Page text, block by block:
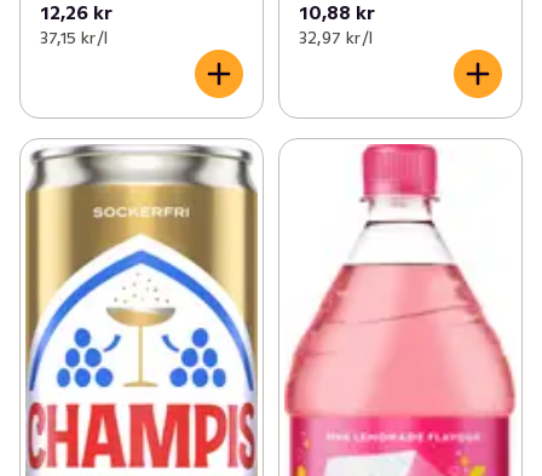
12,26 kr
37,15 kr /l
10,88 kr
32,97 kr /l